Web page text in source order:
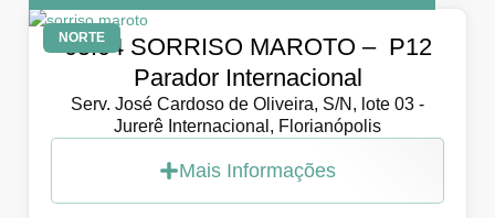
NORTE
05.04 SORRISO MAROTO – P12
Parador Internacional
Serv. José Cardoso de Oliveira, S/N, lote 03 -
Jurerê Internacional, Florianópolis
Mais Informações